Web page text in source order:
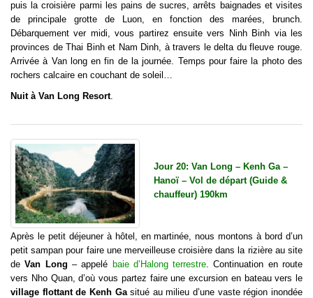
puis la croisière parmi les pains de sucres, arrêts baignades et visites
de principale grotte de Luon, en fonction des marées, brunch.
Débarquement ver midi, vous partirez ensuite vers Ninh Binh via les
provinces de Thai Binh et Nam Dinh, à travers le delta du fleuve rouge.
Arrivée à Van long en fin de la journée. Temps pour faire la photo des
rochers calcaire en couchant de soleil…
Nuit à Van Long Resort.
Jour 20: Van Long – Kenh Ga –
Hanoï – Vol de départ (Guide &
chauffeur) 190km
Après le petit déjeuner à hôtel, en martinée, nous montons à bord d’un
petit sampan pour faire une merveilleuse croisière dans la rizière au site
deVan Long – appelé baie d’Halong terrestre . Continuation en route
vers Nho Quan, d’où vous partez faire une excursion en bateau vers le
village flottant de Kenh Gasitué au milieu d’une vaste région inondée